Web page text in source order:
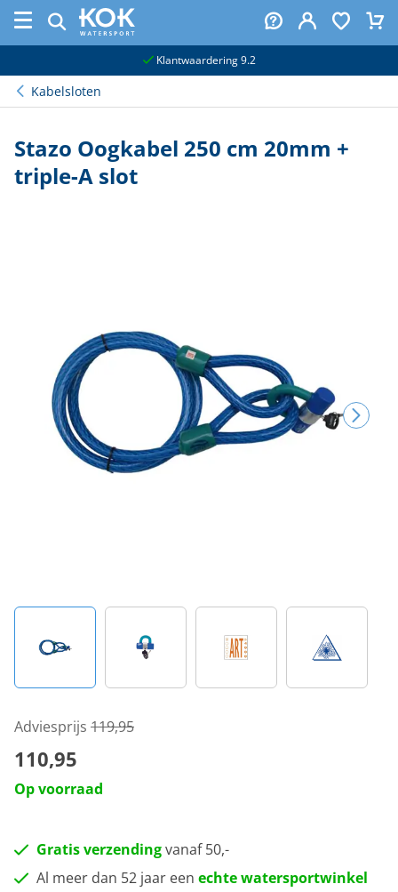
Klantwaardering 9.2
Kabelsloten
Stazo Oogkabel 250 cm 20mm +
triple-A slot
Adviesprijs 119,95
110,95
Op voorraad
Gratis verzendingvanaf 50,-
Al meer dan 52 jaar een echte watersportwinkel